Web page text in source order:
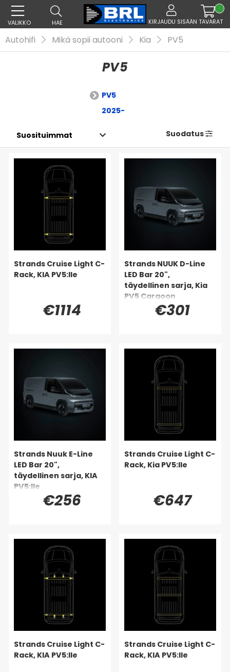
VALIKKO HAE KIRJAUDU SISÄÄN TAVARAT
Autohifi Mikä sopii autooni Kia PV5
PV5
PV5
2025-
Suodatus
Strands Cruise Light C-
Rack, KIA PV5:lle
€1114
Strands NUUK D-Line
LED Bar 20",
täydellinen sarja, Kia
PV5 Cargoon
€301
Strands Nuuk E-Line
LED Bar 20",
täydellinen sarja, KIA
PV5:lle
€256
Strands Cruise Light C-
Rack, Kia PV5:lle
€647
Strands Cruise Light C-
Rack, KIA PV5:lle
Strands Cruise Light C-
Rack, KIA PV5:lle